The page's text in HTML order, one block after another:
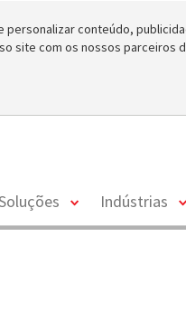
conteúdo,
site com os nossos parceiros
toggleIndústrias